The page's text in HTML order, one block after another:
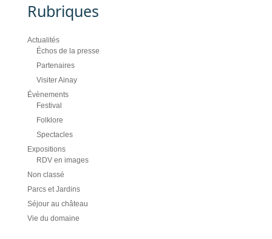
Rubriques
Actualités
Échos de la presse
Partenaires
Visiter Ainay
Évènements
Festival
Folklore
Spectacles
Expositions
RDV en images
Non classé
Parcs et Jardins
Séjour au château
Vie du domaine